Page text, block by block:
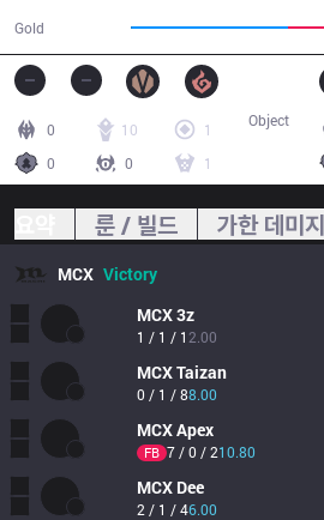
Gold
0 10
1
0
0 1
Object
룬 / 빌드 가한 데미지
MCX Victory
MCX3z
1 / 1 / 1 2.00
MCXTaizan
0 / 1 / 88.00
MCXApex
FB 7 / 0 / 210.80
MCX Dee
2 / 1 / 46.00